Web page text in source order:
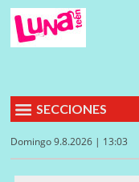
SECCIONES
Domingo 9.8.2026 | 13:03